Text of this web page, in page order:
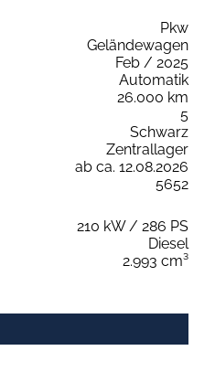
Pkw
Geländewagen
Feb / 2025
Automatik
26.000 km
5
Schwarz
Zentrallager
ab ca. 12.08.2026
5652
210 kW / 286 PS
Diesel
2.993 cm³